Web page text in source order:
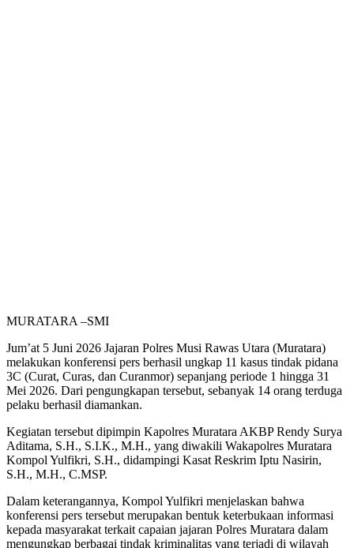
MURATARA –SMI
Jum’at 5 Juni 2026 Jajaran Polres Musi Rawas Utara (Muratara)
melakukan konferensi pers berhasil ungkap 11 kasus tindak pidana
3C (Curat, Curas, dan Curanmor) sepanjang periode 1 hingga 31
Mei 2026. Dari pengungkapan tersebut, sebanyak 14 orang terduga
pelaku berhasil diamankan.
Kegiatan tersebut dipimpin Kapolres Muratara AKBP Rendy Surya
Aditama, S.H., S.I.K., M.H., yang diwakili Wakapolres Muratara
Kompol Yulfikri, S.H., didampingi Kasat Reskrim Iptu Nasirin,
S.H., M.H., C.MSP.
Dalam keterangannya, Kompol Yulfikri menjelaskan bahwa
konferensi pers tersebut merupakan bentuk keterbukaan informasi
kepada masyarakat terkait capaian jajaran Polres Muratara dalam
mengungkap berbagai tindak kriminalitas yang terjadi di wilayah